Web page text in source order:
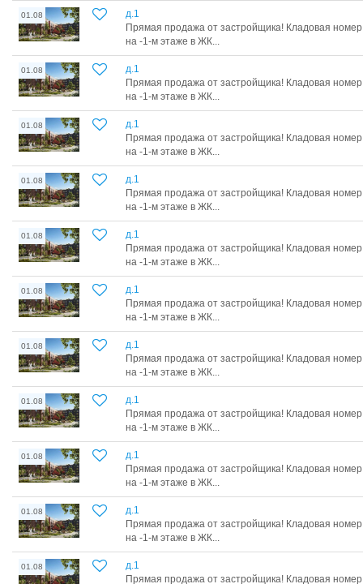
01.08
д.1
Прямая продажа от застройщика! Кладовая
на -1-м этаже в ЖК...
01.08
д.1
Прямая продажа от застройщика! Кладовая
на -1-м этаже в ЖК...
01.08
д.1
Прямая продажа от застройщика! Кладовая
на -1-м этаже в ЖК...
01.08
д.1
Прямая продажа от застройщика! Кладовая
на -1-м этаже в ЖК...
01.08
д.1
Прямая продажа от застройщика! Кладовая
на -1-м этаже в ЖК...
01.08
д.1
Прямая продажа от застройщика! Кладовая
на -1-м этаже в ЖК...
01.08
д.1
Прямая продажа от застройщика! Кладовая
на -1-м этаже в ЖК...
01.08
д.1
Прямая продажа от застройщика! Кладовая
на -1-м этаже в ЖК...
01.08
д.1
Прямая продажа от застройщика! Кладовая
на -1-м этаже в ЖК...
01.08
д.1
Прямая продажа от застройщика! Кладовая
на -1-м этаже в ЖК...
01.08
д.1
Прямая продажа от застройщика! Кладовая